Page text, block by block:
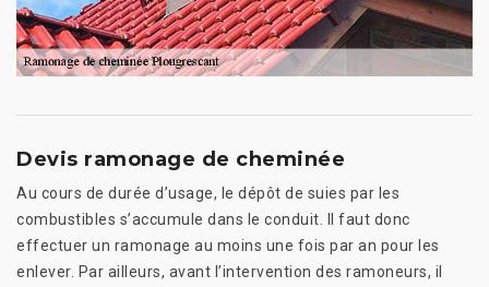
Devis ramonage de cheminée
Au cours de durée d’usage, le dépôt de suies par les
combustibles s’accumule dans le conduit. Il faut donc
effectuer un ramonage au moins une fois par an pour les
enlever. Par ailleurs, avant l’intervention des ramoneurs, il